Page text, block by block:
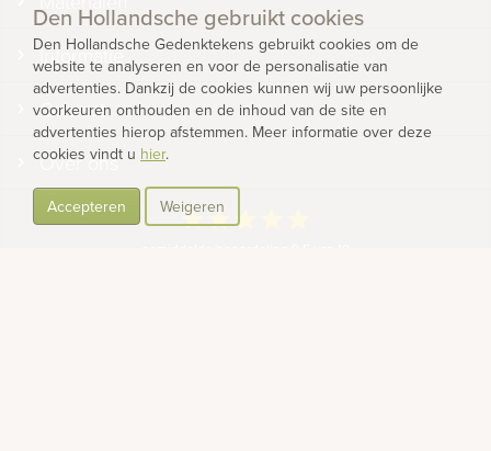
Informatie
Contact
Over ons
starstarstar
Den Hollandsche gebruikt cookies
Den Hollandsche Gedenktekens gebruikt cookies om de
website te analyseren en voor de personalisatie van
advertenties. Dankzij de cookies kunnen wij uw persoonlijke
voorkeuren onthouden en de inhoud van de site en
advertenties hierop afstemmen. Meer informatie over deze
cookies vindt u hier.
Accepteren Weigeren